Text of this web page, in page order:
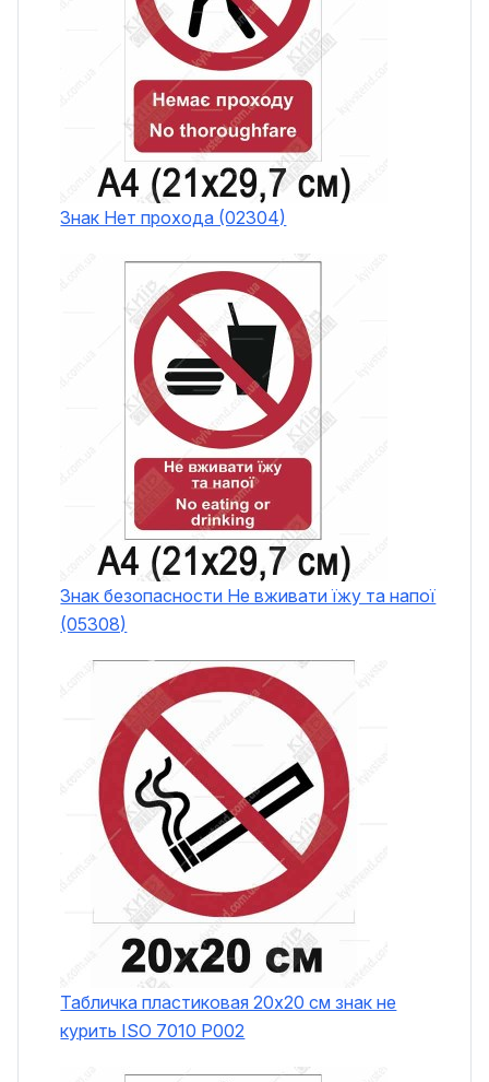
Знак Нет прохода (02304)
Знак безопасности Не вживати їжу та напої
(05308)
Табличка пластиковая 20x20 см знак не
курить ISO 7010 P002